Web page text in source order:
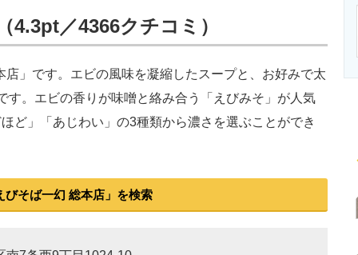
4.3pt／4366クチコミ）
」です。エビの風味を凝縮したスープと、お好みで太
す。エビの香りが味噌と絡み合う「えびみそ」が人気
ど」「あじわい」の3種類から濃さを選ぶことができ
びそば一幻 総本店」を検索